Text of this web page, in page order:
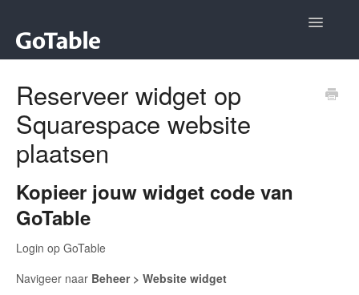
Toggle
Restaurateurs
Reserveer widget op
Squarespace website
plaatsen
Kopieer jouw widget code van
GoTable
Login op GoTable
Navigeer naar Beheer > Website widget